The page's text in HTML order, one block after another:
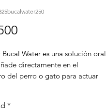
Bucal Water es una solución oral
directamente en el
del perro o gato para actuar
*